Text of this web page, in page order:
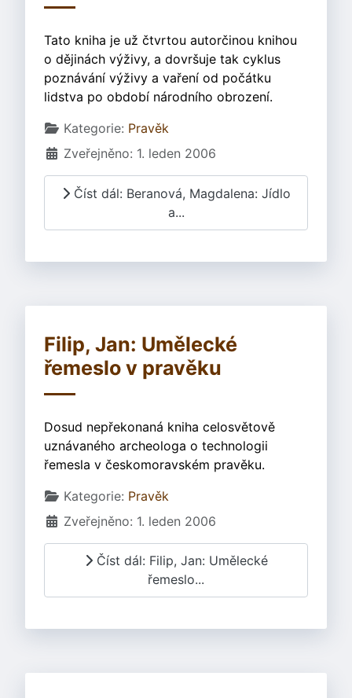
Tato kniha je už čtvrtou autorčinou knihou
o dějinách výživy, a dovršuje tak cyklus
poznávání výživy a vaření od počátku
lidstva po období národního obrození.
Základní údaje
Kategorie: Pravěk
Zveřejněno: 1. leden 2006
Číst dál: Beranová, Magdalena: Jídlo
a...
Filip, Jan: Umělecké
řemeslo v pravěku
Dosud nepřekonaná kniha celosvětově
uznávaného archeologa o technologii
řemesla v českomoravském pravěku.
Základní údaje
Kategorie: Pravěk
Zveřejněno: 1. leden 2006
Číst dál: Filip, Jan: Umělecké
řemeslo...